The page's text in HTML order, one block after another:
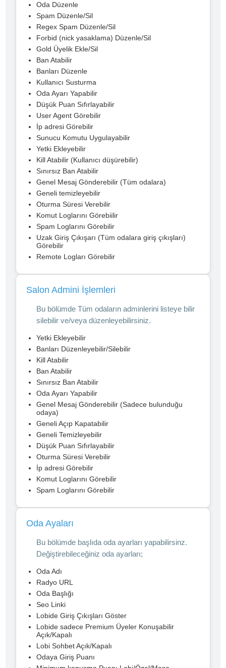
Oda Düzenle
Spam Düzenle/Sil
Regex Spam Düzenle/Sil
Forbid (nick yasaklama) Düzenle/Sil
Gold Üyelik Ekle/Sil
Ban Atabilir
Banları Düzenle
Kullanıcı Susturma
Oda Ayarı Yapabilir
Düşük Puan Sıfırlayabilir
User Agent Görebilir
İp adresi Görebilir
Sunucu Komutu Uygulayabilir
Yetki Ekleyebilir
Kill Atabilir (Kullanıcı düşürebilir)
Sınırsız Ban Atabilir
Genel Mesaj Gönderebilir (Tüm odalara)
Geneli temizleyebilir
Oturma Süresi Verebilir
Komut Loglarını Görebiilir
Spam Loglarını Görebilir
Uzak Giriş Çıkışarı (Tüm odalara giriş çıkışları)
Görebilir
Remote Logları Görebilir
Salon Admini İşlemleri
Bu bölümde Tüm odaların adminlerini listeye bilir
silebilir ve/veya düzenleyebilirsiniz.
Yetki Ekleyebilir
Banları Düzenleyebilir/Silebilir
Kill Atabilir
Ban Atabilir
Sınırsız Ban Atabilir
Oda Ayarı Yapabilir
Genel Mesaj Gönderebilir (Sadece bulunduğu
odaya)
Geneli Açıp Kapatabilir
Geneli Temizleyebilir
Düşük Puan Sıfırlayabilir
Oturma Süresi Verebilir
İp adresi Görebilir
Komut Loglarını Görebilir
Spam Loglarını Görebilir
Oda Ayaları
Bu bölümde başlıda oda ayarları yapabilirsinz.
Değiştirebileceğiniz oda ayarları;
Oda Adı
Radyo URL
Oda Başlığı
Seo Linki
Lobide Giriş Çıkışları Göster
Lobide sadece Premium Üyeler Konuşabilir
Açık/Kapalı
Lobi Sohbet Açık/Kapalı
Odaya Giriş Puanı